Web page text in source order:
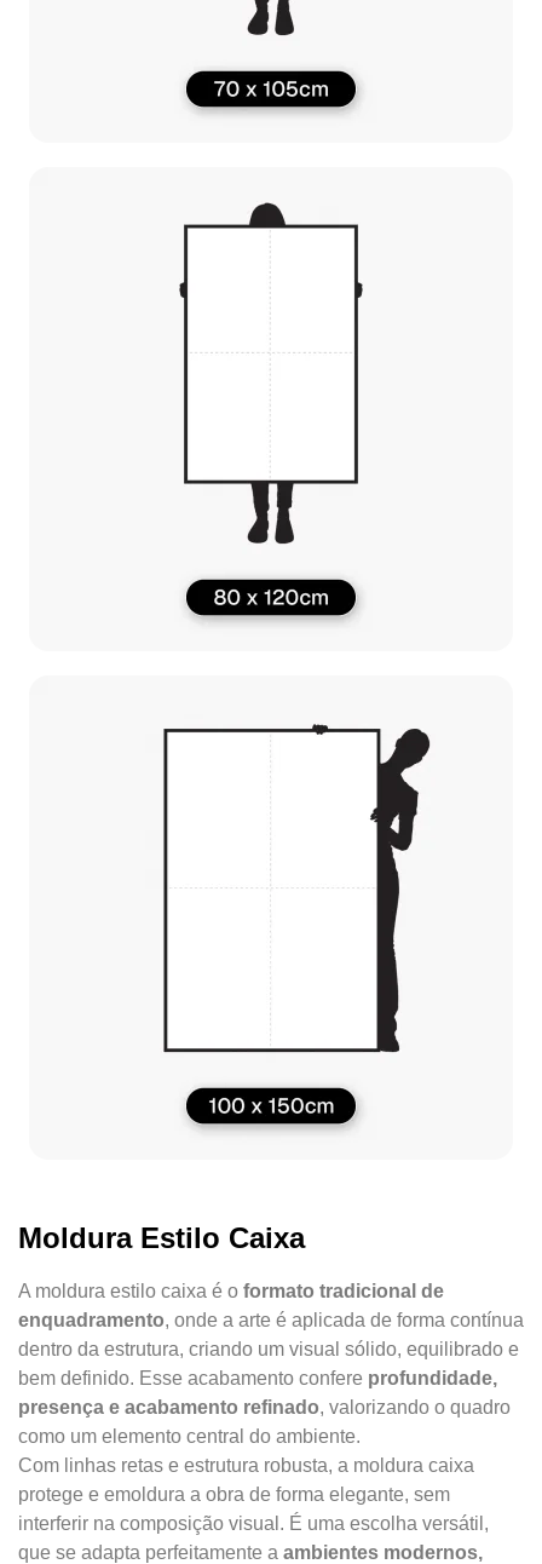
Moldura Estilo Caixa
A moldura estilo caixa é o formato tradicional de
enquadramento, onde a arte é aplicada de forma contínua
dentro da estrutura, criando um visual sólido, equilibrado e
bem definido. Esse acabamento confere profundidade,
presença e acabamento refinado, valorizando o quadro
como um elemento central do ambiente.
Com linhas retas e estrutura robusta, a moldura caixa
protege e emoldura a obra de forma elegante, sem
interferir na composição visual. É uma escolha versátil,
que se adapta perfeitamente a ambientes modernos,